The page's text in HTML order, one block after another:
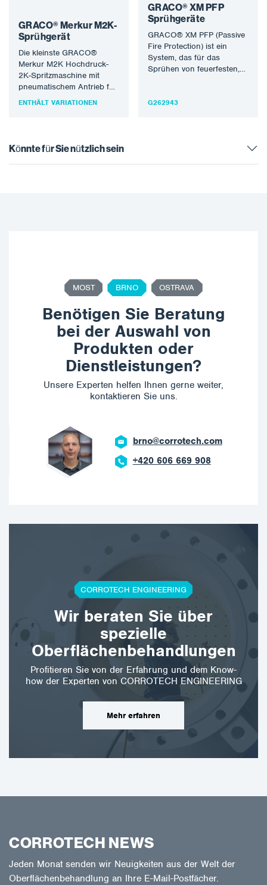
GRACO® Merkur M2K-
Sprühgerät
Die kleinste GRACO®
Merkur M2K Hochdruck-
2K-Spritzmaschine mit
pneumatischem Antrieb für
die produktive Verarbeitung
Die optimale…
ENTHÄLT VARIATIONEN
GRACO® XM PFP
Sprühgeräte
GRACO® XM PFP (Passive
Fire Protection) ist ein
System, das für das
Sprühen von feuerfesten,
entwickelt wurde. Es…
G262943
Könnte für Sie nützlich sein
MOST BRNO OSTRAVA
Benötigen Sie Beratung
bei der Auswahl von
Produkten oder
Dienstleistungen?
Unsere Experten helfen Ihnen gerne weiter,
kontaktieren Sie uns.
brno@corrotech.com
+420 606 669 908
CORROTECH ENGINEERING
Wir beraten Sie über
spezielle
Oberflächenbehandlungen
Profitieren Sie von der Erfahrung und dem Know-
how der Experten von CORROTECH ENGINEERING
Mehr erfahren
CORROTECH NEWS
Jeden Monat senden wir Neuigkeiten aus der Welt der
Oberflächenbehandlung an Ihre E-Mail-Postfächer.